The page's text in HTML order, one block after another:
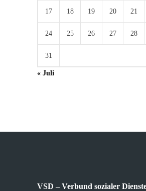
17 18 19 20 21
24 25 26 27 28
31
« Juli
VSD – Verbund sozialer